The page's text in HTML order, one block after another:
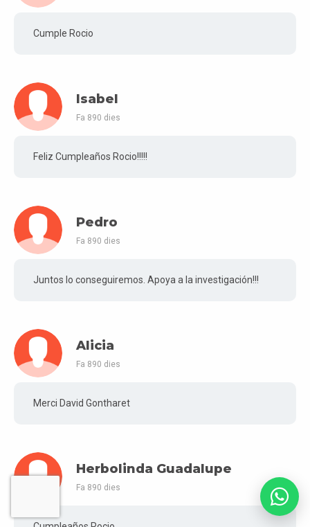
Cumple Rocio
Isabel
Fa 890 dies
Feliz Cumpleaños Rocio!!!!!
Pedro
Fa 890 dies
Juntos lo conseguiremos. Apoya a la investigación!!!
Alicia
Fa 890 dies
Merci David Gontharet
Herbolinda Guadalupe
Fa 890 dies